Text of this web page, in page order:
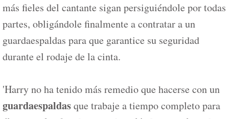
más fieles del cantante sigan persiguiéndole por todas
partes, obligándole finalmente a contratar a un
guardaespaldas para que garantice su seguridad
durante el rodaje de la cinta.
'Harry no ha tenido más remedio que hacerse con un
guardaespaldasque trabaje a tiempo completo para